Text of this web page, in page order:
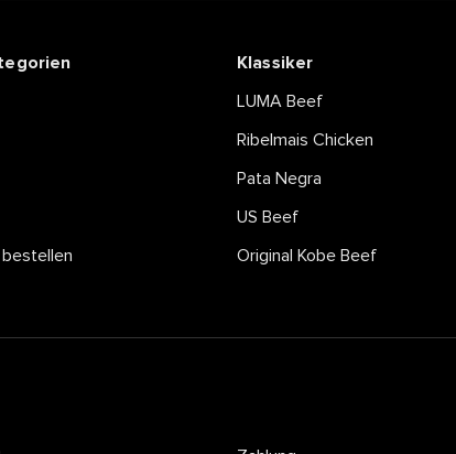
bestellen
Klassiker
LUMA Beef
Ribelmais Chicken
Pata Negra
US Beef
Original Kobe Beef